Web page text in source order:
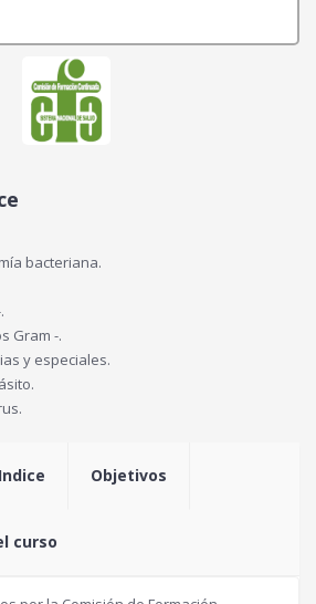
bacteriana.
Gram -.
y especiales.
Indice Objetivos
curso